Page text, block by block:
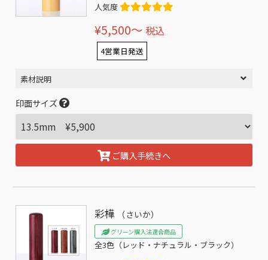
人気度
¥5,500〜 税込
4営業日発送
素材説明
印面サイズ
ご購入手続きへ
彩樺 （さいか）
グリーン購入法適合商品
全3色（レッド・ナチュラル・ブラック）